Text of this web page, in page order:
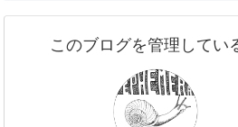
このブログを管理してい